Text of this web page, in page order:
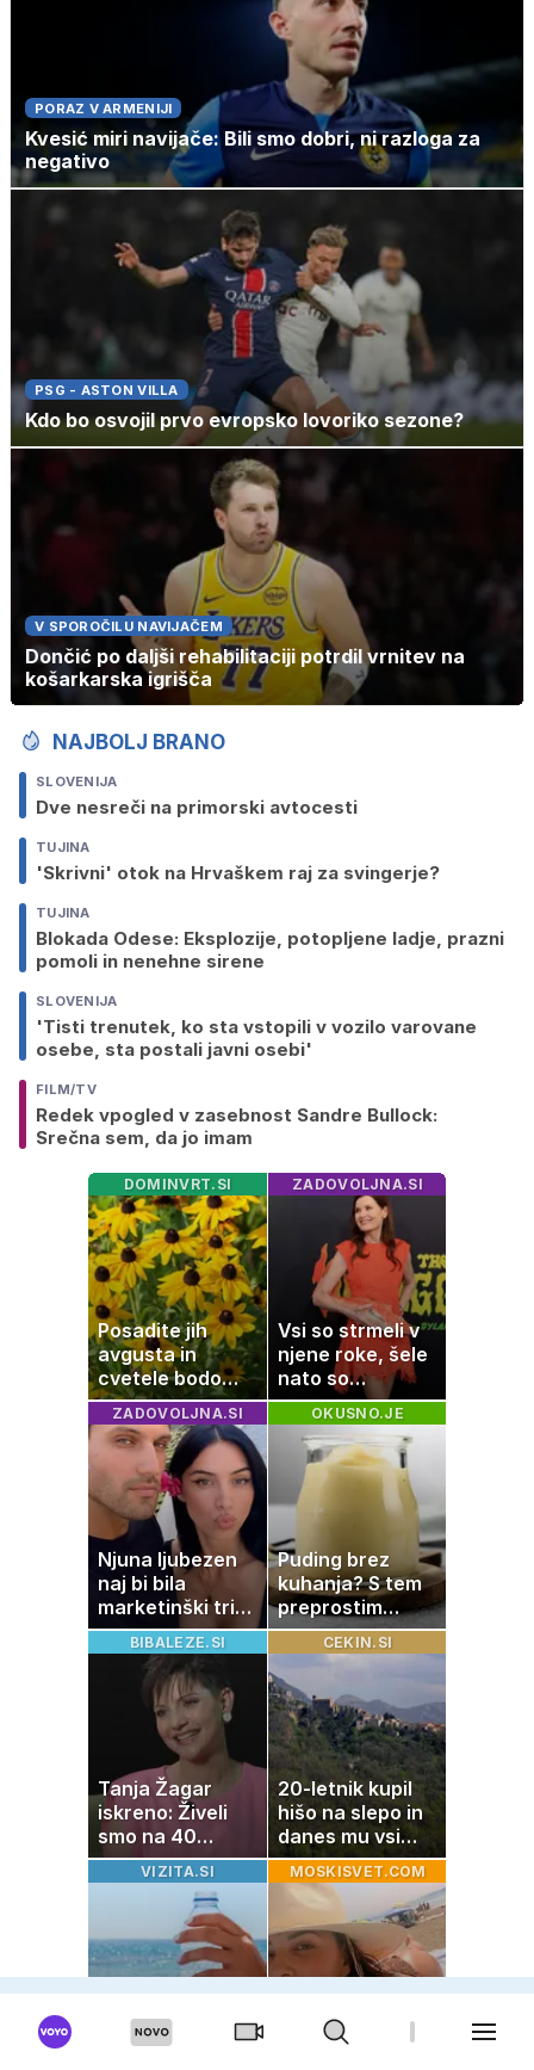
PORAZ V ARMENIJI
Kvesić miri navijače: Bili smo dobri, ni razloga za
negativo
PSG - ASTON VILLA
Kdo bo osvojil prvo evropsko lovoriko sezone?
V SPOROČILU NAVIJAČEM
Dončić po daljši rehabilitaciji potrdil vrnitev na
košarkarska igrišča
NAJBOLJ BRANO
SLOVENIJA
Dve nesreči na primorski avtocesti
TUJINA
'Skrivni' otok na Hrvaškem raj za svingerje?
TUJINA
Blokada Odese: Eksplozije, potopljene ladje, prazni
pomoli in nenehne sirene
SLOVENIJA
'Tisti trenutek, ko sta vstopili v vozilo varovane
osebe, sta postali javni osebi'
FILM/TV
Redek vpogled v zasebnost Sandre Bullock:
Srečna sem, da jo imam
DOMINVRT.SI
Posadite jih
avgusta in
cvetele bodo
vse do zime
ZADOVOLJNA.SI
Vsi so strmeli v
njene roke, šele
nato so
ugotovili, kaj drži
ZADOVOLJNA.SI
Njuna ljubezen
naj bi bila
marketinški trik,
tako se odzivata
na govorice
OKUSNO.JE
Puding brez
kuhanja? S tem
preprostim
trikom bo
pripravljen v
nekaj minutah
BIBALEZE.SI
Tanja Žagar
iskreno: Živeli
smo na 40
kvadratih, a
imela sem vse,
potrebuje
CEKIN.SI
20-letnik kupil
hišo na slepo in
danes mu vsi
zavidajo
VIZITA.SI
Zdravniki
opozarjajo: to je
MOSKISVET.COM
Igralka pri 51
letih navdušuje v